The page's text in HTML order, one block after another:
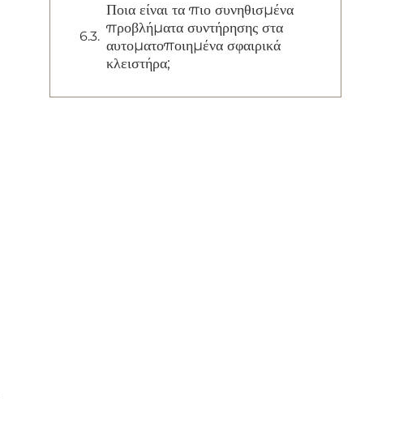
Ποια είναι τα πιο συνηθισμένα
προβλήματα συντήρησης στα
αυτοματοποιημένα σφαιρικά
κλειστήρα;